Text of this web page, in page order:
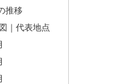
推移
｜代表地点